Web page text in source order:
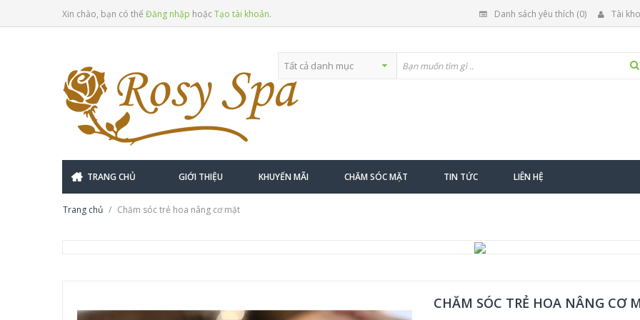
Xin chào, bạn có thể Đăng nhập hoặcTạo tài khoản. Danh sách yêu thích (0) Tài
TRANG CHỦ GIỚI THIỆU KHUYẾN MÃI CHĂM SÓC MẶT TIN TỨC LIÊN HỆ
Trang chủ Chăm sóc trẻ hoa nâng cơ mặt
CHĂM SÓC TRẺ HOA NÂNG CƠ